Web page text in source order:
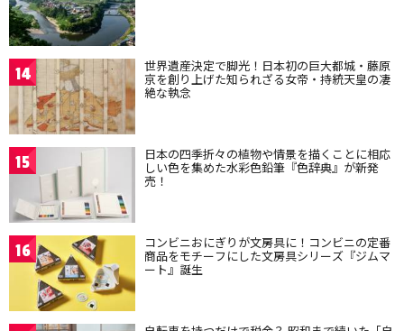
14 世界遺産決定で脚光！日本初の巨大都城・藤原
京を創り上げた知られざる女帝・持統天皇の凄
絶な執念
15 日本の四季折々の植物や情景を描くことに相応
しい色を集めた水彩色鉛筆『色辞典』が新発
売！
16 コンビニおにぎりが文房具に！コンビニの定番
商品をモチーフにした文房具シリーズ『ジムマ
ート』誕生